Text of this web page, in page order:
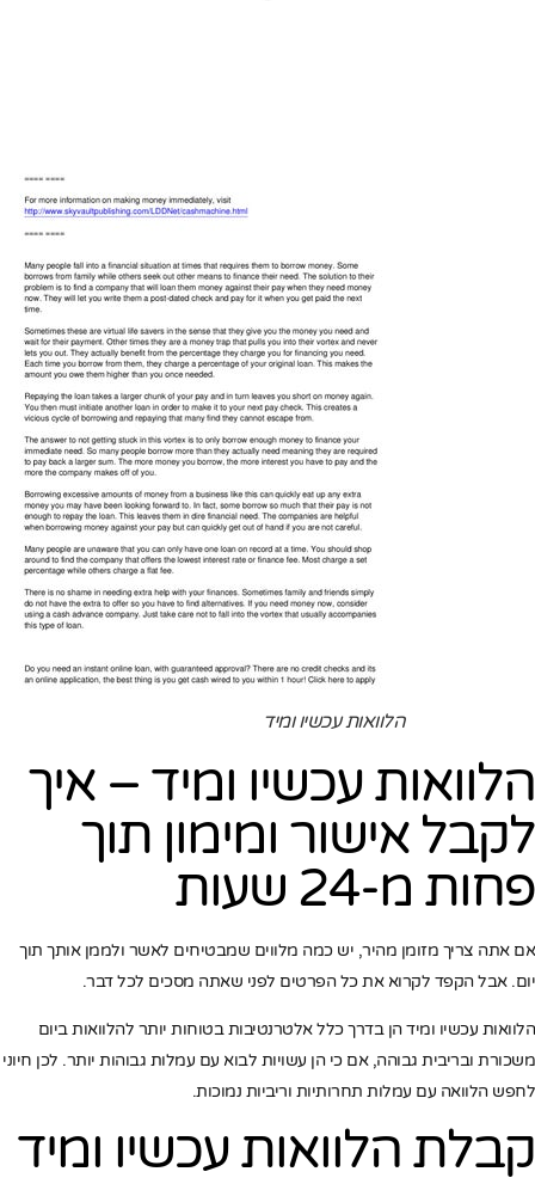
הלוואות עכשיו ומיד
הלוואות עכשיו ומיד – איך
לקבל אישור ומימון תוך
פחות מ-24 שעות
אם אתה צריך מזומן מהיר, יש כמה מלווים שמבטיחים לאשר ולממן אותך תוך
יום. אבל הקפד לקרוא את כל הפרטים לפני שאתה מסכים לכל דבר.
הלוואות עכשיו ומיד הן בדרך כלל אלטרנטיבות בטוחות יותר להלוואות ביום
משכורת ובריבית גבוהה, אם כי הן עשויות לבוא עם עמלות גבוהות יותר. לכן חיוני
לחפש הלוואה עם עמלות תחרותיות וריביות נמוכות.
קבלת הלוואות עכשיו ומיד